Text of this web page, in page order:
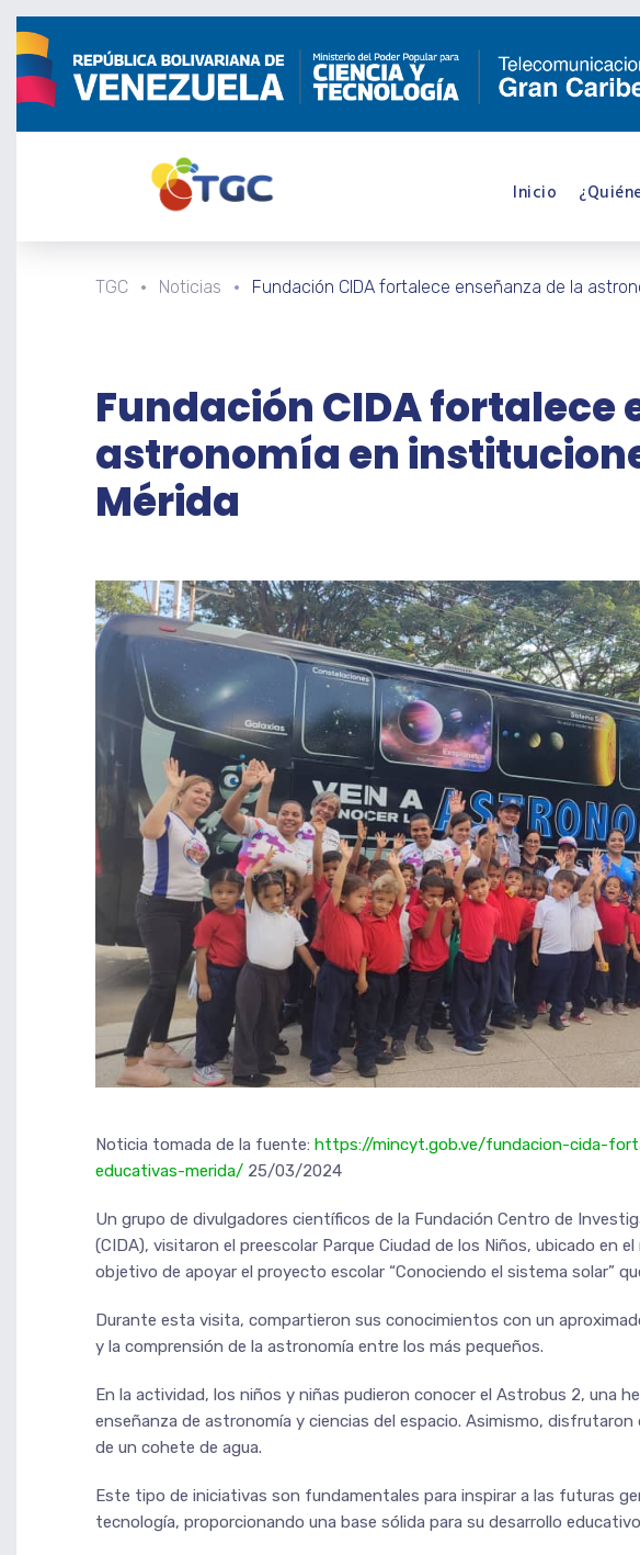
Inicio
TGC Noticias Fundación CIDA fortalece enseñanza de la
Fundación CIDA fortalece
astronomía en
Mérida
Noticia tomada de la fuente: https://mincyt.gob.ve/fundacion-cida-
educativas-merida/ 25/03/2024
Un grupo de divulgadores científicos de la Fundación Centro de
(CIDA), visitaron el preescolar Parque Ciudad de los Niños, ubicado en
objetivo de apoyar el proyecto escolar “Conociendo el sistema solar”
Durante esta visita, compartieron sus conocimientos con un
y la comprensión de la astronomía entre los más pequeños.
En la actividad, los niños y niñas pudieron conocer el Astrobus 2, una
enseñanza de astronomía y ciencias del espacio. Asimismo,
de un cohete de agua.
Este tipo de iniciativas son fundamentales para inspirar a las futuras
tecnología, proporcionando una base sólida para su desarrollo